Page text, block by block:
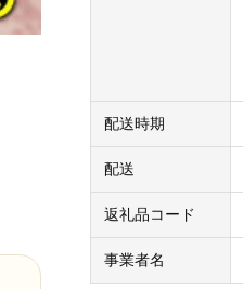
配送時期
配送
返礼品コード
事業者名